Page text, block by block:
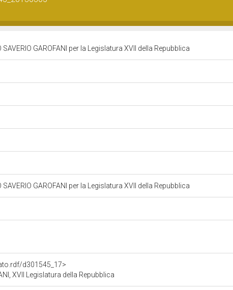
GAROFANI per la Legislatura XVII della Repubblica
GAROFANI per la Legislatura XVII della Repubblica
d301545_17>
XVII Legislatura della Repubblica